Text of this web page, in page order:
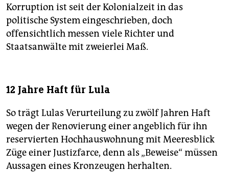
Korruption ist seit der Kolonialzeit in das
politische System eingeschrieben, doch
offensichtlich messen viele Richter und
Staatsanwälte mit zweierlei Maß.
12 Jahre Haft für Lula
So trägt Lulas Verurteilung zu zwölf Jahren Haft
wegen der Renovierung einer angeblich für ihn
reservierten Hochhauswohnung mit Meeresblick
Züge einer Justizfarce, denn als „Beweise“ müssen
Aussagen eines Kronzeugen herhalten.